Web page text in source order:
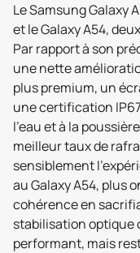
Le Samsung Galaxy
et le Galaxy A54,
Par rapport à son
une nette
plus premium, un
une certification
l’eau et à la
meilleur taux de
sensiblement
au Galaxy A54, plus
cohérence en
stabilisation optique
performant, mais